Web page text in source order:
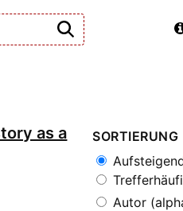
as a
SORTIERUNG
Autor